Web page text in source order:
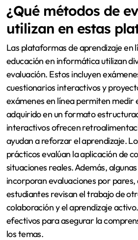
¿Qué métodos de
utilizan en estas
Las plataformas de aprendizaje en
educación en informática utilizan
evaluación. Estos incluyen
cuestionarios interactivos y
exámenes en línea permiten medir
adquirido en un formato
interactivos ofrecen
ayudan a reforzar el aprendizaje.
prácticos evalúan la aplicación de
situaciones reales. Además,
incorporan evaluaciones por pares,
estudiantes revisan el trabajo de
colaboración y el aprendizaje
efectivos para asegurar la
los temas.